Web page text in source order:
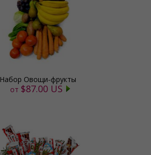
Набор Овощи-фрукты
от $87.00 US